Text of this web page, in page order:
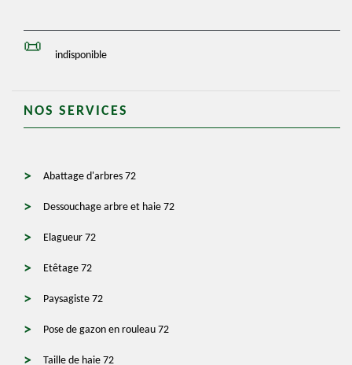
indisponible
NOS SERVICES
Abattage d'arbres 72
Dessouchage arbre et haie 72
Elagueur 72
Etêtage 72
Paysagiste 72
Pose de gazon en rouleau 72
Taille de haie 72